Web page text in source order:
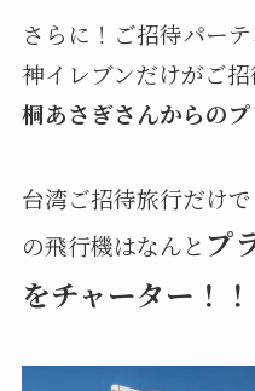
さらに！ご招待パーテ
神イレブンだけがご招
桐あさぎさんからのプ
台湾ご招待旅行だけ
の飛行機はなんと プ
をチャーター！！